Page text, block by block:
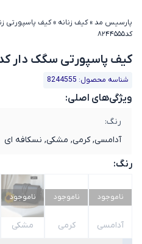
پارسیس مد»کیف زنانه »کیف پاسپورتی
کد۸۲۴۴۵۵۵
کیف پاسپورتی سگک دار
شناسه محصول: 8244555
ویژگی‌های اصلی:
رنگ:
آدامسی, کرمی, مشکی, نسکافه ای
رنگ:
ناموجود
آدامسی
ناموجود
کرمی
ناموجود
مشکی